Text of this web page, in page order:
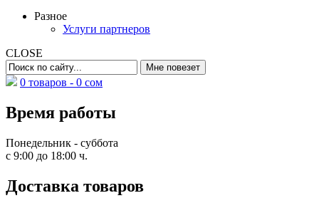
Разное
Услуги партнеров
CLOSE
0 товаров - 0 сом
Время работы
Понедельник - суббота
с 9:00 до 18:00 ч.
Доставка товаров